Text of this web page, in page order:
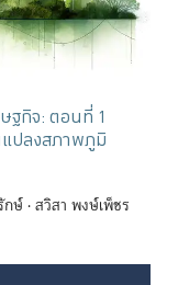
ฐกิจ: ตอนที่ 1
ปลงสภาพภูมิ
กษ์ สวิสา พงษ์เพ็ชร